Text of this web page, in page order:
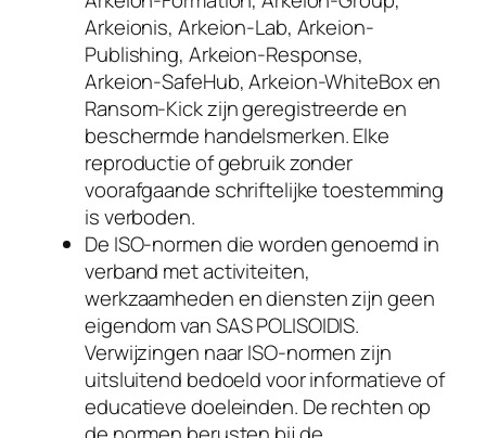
Arkeionis, Arkeion-Lab, Arkeion-
Publishing, Arkeion-Response,
Arkeion-SafeHub, Arkeion-WhiteBox en
Ransom-Kick zijn geregistreerde en
beschermde handelsmerken. Elke
reproductie of gebruik zonder
voorafgaande schriftelijke toestemming
is verboden.
De ISO-normen die worden genoemd in
verband met activiteiten,
werkzaamheden en diensten zijn geen
eigendom van SAS POLISOIDIS.
Verwijzingen naar ISO-normen zijn
uitsluitend bedoeld voor informatieve of
educatieve doeleinden. De rechten op